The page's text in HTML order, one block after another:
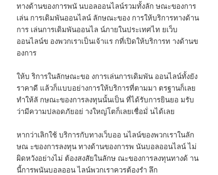
ทางด้านของการพนั นบอลออนไลน์รวมทั้งลัก ษณะของการ
เล่น การเดิมพันออนไลน์ ลักษณะของ การให้บริการทางด้าน
การ เล่นการเดิมพันออนไล น์ภายในประเทศไท ยเว็บ
ออนไลน์ข องพวกเราเป็นเจ้าแร กที่เปิดให้บริการท างด้านข
องการ
ให้บ ริการในลักษณะขอ งการเล่นการเดิมพัน ออนไลน์ทั้งยัง
ราคาดี แล้วก็แบบอย่างการให้บริการที่ตามมา ตรฐานก็เลย
ทำให้ลั กษณะของการลงทุนนั้นเป็น ที่ได้รับการยินยอ มรับ
ว่ามีความปลอดภัยอย่ างใหญ่โตก็เลยเชื่อมั่ นได้เลย
หากว่าเลิกใช้ บริการกับทางเว็บออ นไลน์ของพวกเราในลัก
ษณ ะของการลงทุน ทางด้านของการพ นันบอลออนไลน์ ไม่
ผิดหวังอย่างไม่ ต้องสงสัยในลักษ ณะของการลงทุนทางด้ าน
นี้การพนันบอลออน ไลน์พวกเราควรต้องรำ ลึก